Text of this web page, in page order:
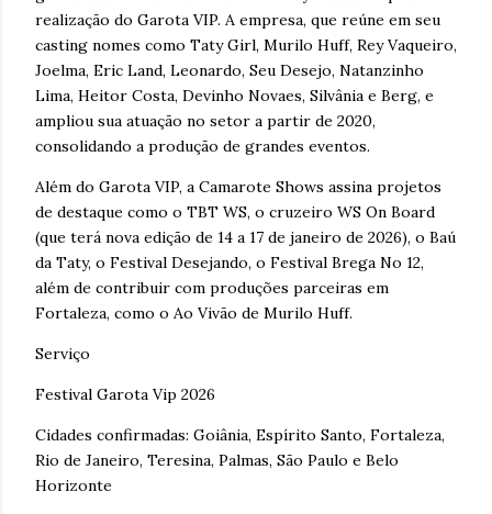
realização do Garota VIP. A empresa, que reúne em seu
casting nomes como Taty Girl, Murilo Huff, Rey Vaqueiro,
Joelma, Eric Land, Leonardo, Seu Desejo, Natanzinho
Lima, Heitor Costa, Devinho Novaes, Silvânia e Berg, e
ampliou sua atuação no setor a partir de 2020,
consolidando a produção de grandes eventos.
Além do Garota VIP, a Camarote Shows assina projetos
de destaque como o TBT WS, o cruzeiro WS On Board
(que terá nova edição de 14 a 17 de janeiro de 2026), o Baú
da Taty, o Festival Desejando, o Festival Brega No 12,
além de contribuir com produções parceiras em
Fortaleza, como o Ao Vivão de Murilo Huff.
Serviço
Festival Garota Vip 2026
Cidades confirmadas: Goiânia, Espírito Santo, Fortaleza,
Rio de Janeiro, Teresina, Palmas, São Paulo e Belo
Horizonte